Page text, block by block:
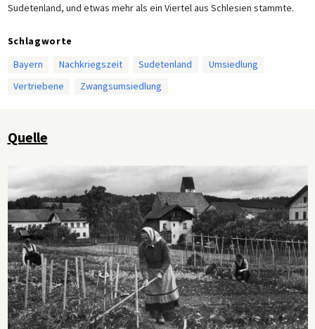
Sudetenland, und etwas mehr als ein Viertel aus Schlesien stammte.
Schlagworte
Bayern
Nachkriegszeit Sudetenland
Umsiedlung
Vertriebene
Zwangsumsiedlung
Quelle